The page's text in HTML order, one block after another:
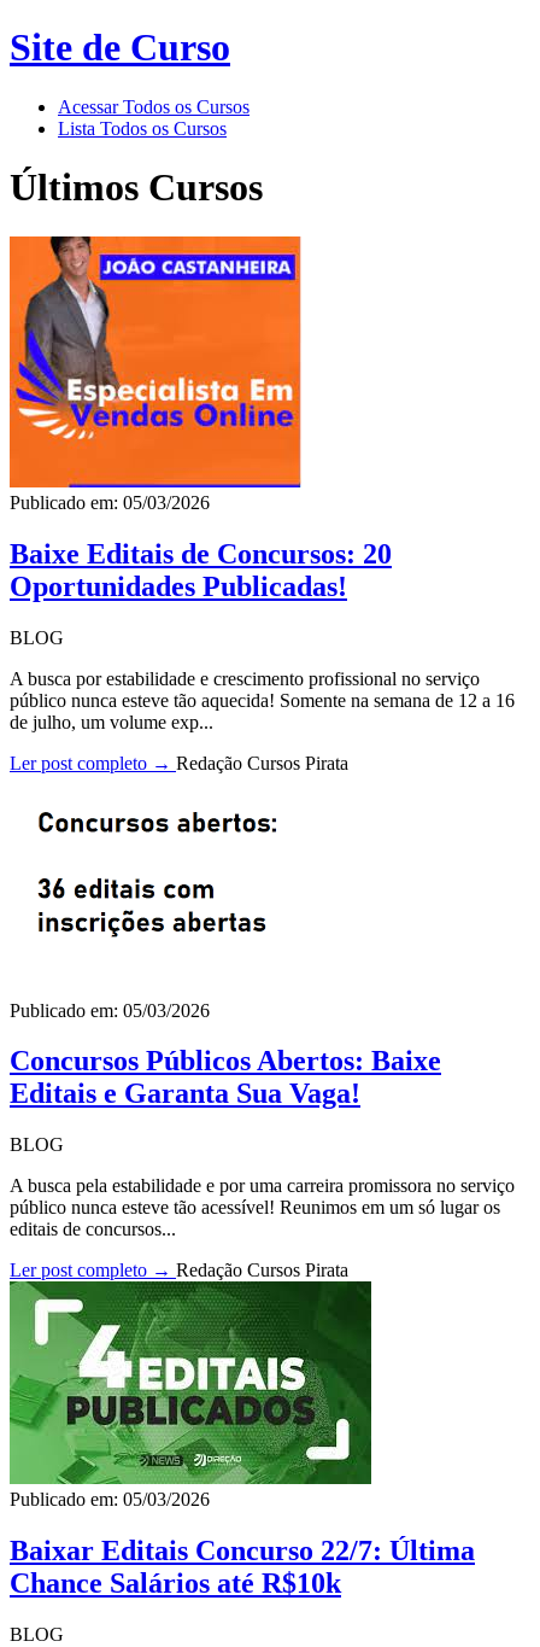
Site de Curso
Acessar Todos os Cursos
Lista Todos os Cursos
Últimos Cursos
Publicado em: 05/03/2026
Baixe Editais de Concursos: 20
Oportunidades Publicadas!
BLOG
A busca por estabilidade e crescimento profissional no serviço
público nunca esteve tão aquecida! Somente na semana de 12 a 16
de julho, um volume exp...
Ler post completo → Redação Cursos Pirata
Publicado em: 05/03/2026
Concursos Públicos Abertos: Baixe
Editais e Garanta Sua Vaga!
BLOG
A busca pela estabilidade e por uma carreira promissora no serviço
público nunca esteve tão acessível! Reunimos em um só lugar os
editais de concursos...
Ler post completo → Redação Cursos Pirata
Publicado em: 05/03/2026
Baixar Editais Concurso 22/7: Última
Chance Salários até R$10k
BLOG